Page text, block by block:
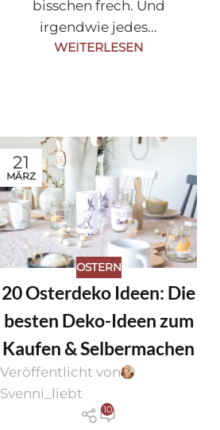
bisschen frech. Und
irgendwie jedes...
WEITERLESEN
21
MÄRZ
OSTERN
20 Osterdeko Ideen: Die
besten Deko-Ideen zum
Kaufen & Selbermachen
Veröffentlicht von
Svenni_liebt
10